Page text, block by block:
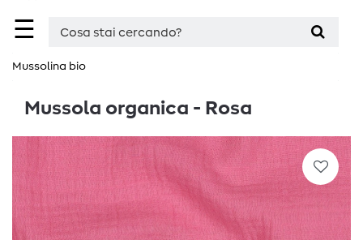
☰
Mussolina bio
Mussola organica - Rosa